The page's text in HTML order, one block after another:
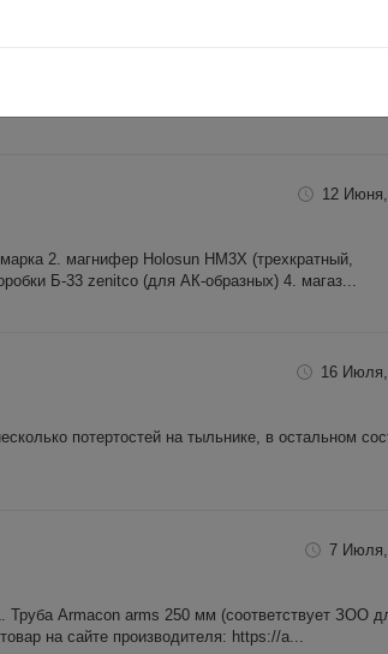
отсек для хранения мелочей. Не подошла по
12
2. магнифер Holosun HM3X (трехкратный,
Б-33 zenitco (для АК-образных) 4. магаз...
16
потертостей на тыльнике, в остальном
7
Труба Armacon arms 250 мм (соответствует ЗОО
на сайте производителя: https://a...